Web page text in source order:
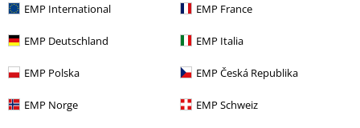
EMP International EMP France
EMP Deutschland EMP Italia
EMP Polska EMP Česká Republika
EMP Norge EMP Schweiz
€ 140,99
357 Vegan Black
Altercore
Laars
Altercore Shoes